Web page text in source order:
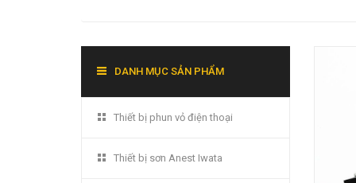
DANH MỤC SẢN PHẨM
Thiết bị phun vỏ điện thoại
Thiết bị sơn Anest Iwata